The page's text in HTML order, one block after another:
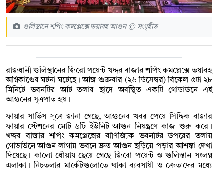
গুলিস্তানে শপিং কমপ্লেক্সে ভয়াবহ আগুন © সংগৃহীত
রাজধানী গুলিস্থানের জিরো পয়েন্ট খদ্দর বাজার শপিং কমপ্লেক্সে ভয়াবহ
অগ্নিকাণ্ডের ঘটনা ঘটেছে। আজ শুক্রবার (২৬ ডিসেম্বর) বিকেল ৫টা ২৮
মিনিটে ভবনটির আট তলার ছাদে অবস্থিত একটি গোডাউনে এই
আগুনের সূত্রপাত হয়।
ফায়ার সার্ভিস সূত্রে জানা গেছে, আগুনের খবর পেয়ে সিদ্দিক বাজার
ফায়ার স্টেশনের মোট ৬টি ইউনিট আগুন নিয়ন্ত্রণে কাজ শুরু করে।
খদ্দর বাজার শপিং কমপ্লেক্সের বাণিজ্যিক ভবনটির উপরের তলায়
গোডাউনে আগুন লাগায় ভবনে দ্রুত আগুন ছড়িয়ে পড়ার আশঙ্কা দেখা
দিয়েছে। কালো ধোঁয়ায় ছেয়ে গেছে জিরো পয়েন্ট ও গুলিস্তান সংলগ্ন
এলাকা। নিচতলার মার্কেটগুলোতে থাকা ব্যবসায়ী ও ক্রেতাদের মধ্যে